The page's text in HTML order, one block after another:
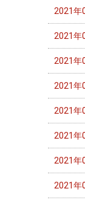
2021年
2021年
2021年
2021年
2021年
2021年
2021年
2021年